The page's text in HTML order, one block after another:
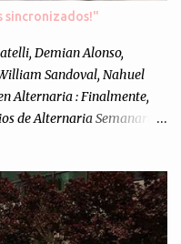
sincronizados!"
Demian Alonso,
Sandoval, Nahuel
Alternaria : Finalmente,
de Alternaria Semanario.
independiente e
que estemos todos juntos; y
gente que alguna vez